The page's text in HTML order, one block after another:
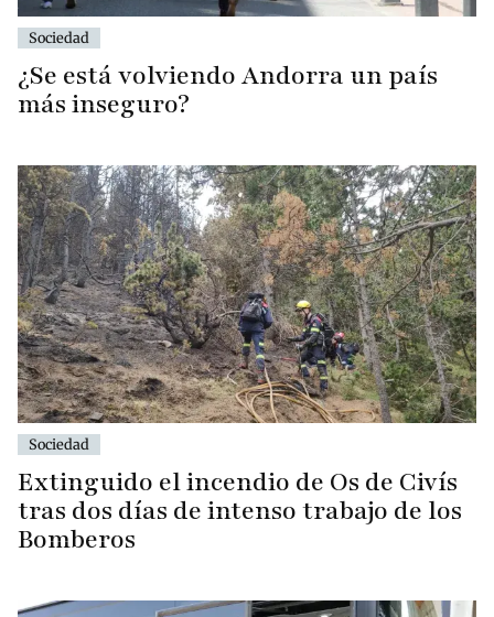
Sociedad
¿Se está volviendo Andorra un país
más inseguro?
Sociedad
Extinguido el incendio de Os de Civís
tras dos días de intenso trabajo de los
Bomberos